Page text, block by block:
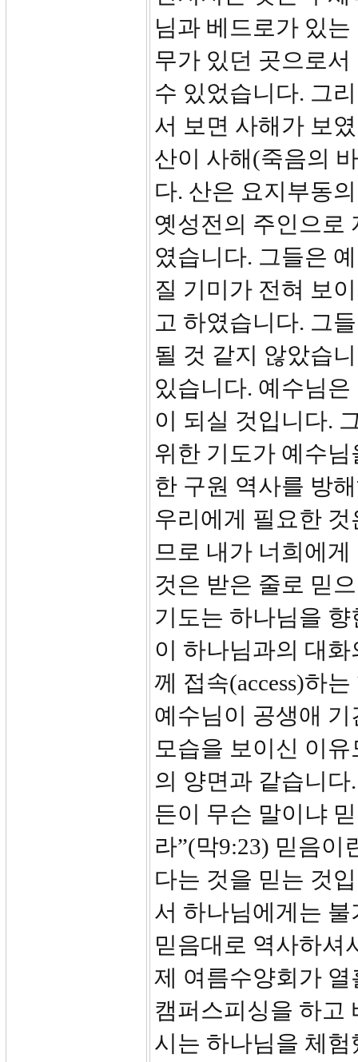
님과 베드로가 있
무가 있던 곳으로
수 있었습니다. 그
서 보면 사해가 보
산이 사해(죽음의
다. 산은 요지부동
옛성전의 주인으로
였습니다. 그들은
질 기미가 전혀 보
고 하였습니다. 그
될 것 같지 않았습
있습니다. 예수님
이 되실 것입니다.
위한 기도가 예수
한 구원 역사를 방
우리에게 필요한
므로 내가 너희에
것은 받은 줄로 믿
기도는 하나님을
이 하나님과의 대
께 접속(access)하
예수님이 공생애
모습을 보이신 이
의 양면과 같습니
든이 무슨 말이냐
라”(막9:23) 믿음이
다는 것을 믿는 것
서 하나님에게는
믿음대로 역사하셔
제 여름수양회가
캠퍼스피싱을 하고
시는 하나님을 체